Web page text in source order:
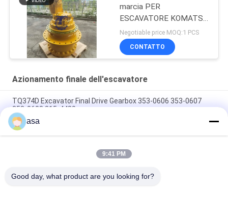
marcia PER
ESCAVATORE KOMATSU
WA100-5
Negotiable price MOQ:1 PCS
CONTATTO
Azionamento finale dell'escavatore
TQ374D Excavator Final Drive Gearbox 353-0606 353-0607
353-0608 315-4480
353-0528 333-3036 Escavatore motore di azionamento finale
idraulico TQ345D TQ349D
Danfoss BMVT41 motore idraulico di azionamento finale può
asa
9:41 PM
Good day, what product are you looking for?